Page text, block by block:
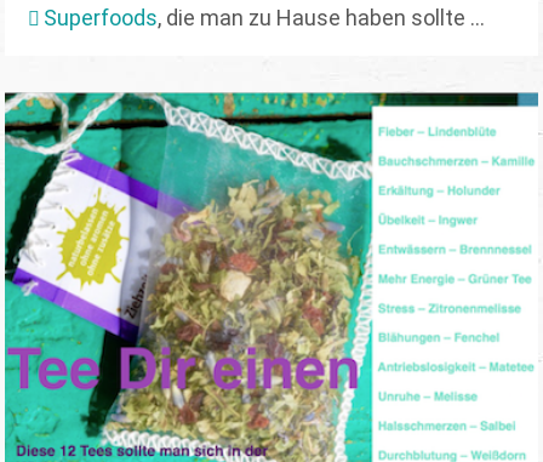
Superfoods, die man zu Hause haben sollte ...